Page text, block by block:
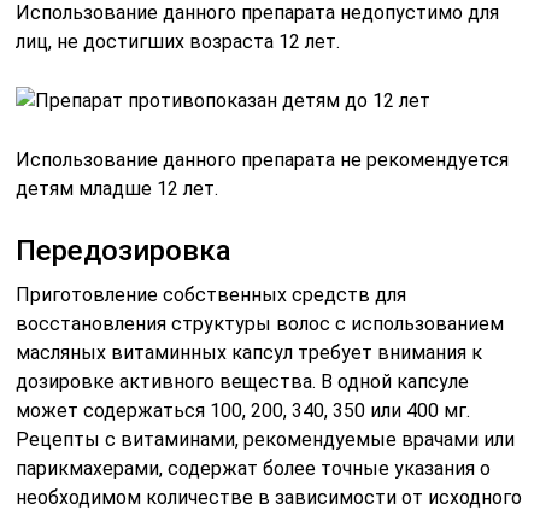
Использование данного препарата недопустимо для
лиц, не достигших возраста 12 лет.
Использование данного препарата не рекомендуется
детям младше 12 лет.
Передозировка
Приготовление собственных средств для
восстановления структуры волос с использованием
масляных витаминных капсул требует внимания к
дозировке активного вещества. В одной капсуле
может содержаться 100, 200, 340, 350 или 400 мг.
Рецепты с витаминами, рекомендуемые врачами или
парикмахерами, содержат более точные указания о
необходимом количестве в зависимости от исходного